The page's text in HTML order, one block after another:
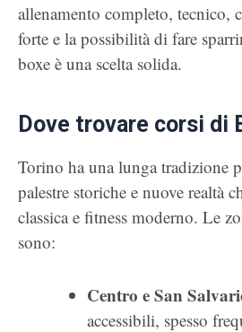
allenamento completo, tecnico,
forte e la possibilità di fare
boxe è una scelta solida.
Dove trovare corsi di
Torino ha una lunga tradizione
palestre storiche e nuove realtà
classica e fitness moderno. Le
sono:
Centro e San
accessibili, spesso